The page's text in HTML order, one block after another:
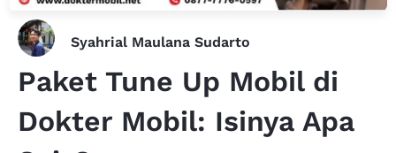
Syahrial Maulana Sudarto
Paket Tune Up Mobil di
Dokter Mobil: Isinya Apa